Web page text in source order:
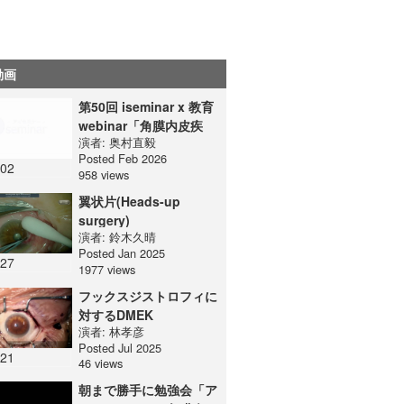
画
第50回 iseminar x 教育
webinar「角膜内皮疾
患」
演者:奥村直毅
Posted Feb 2026
958 views
翼状片(Heads-up
surgery)
演者:鈴木久晴
Posted Jan 2025
1977 views
フックスジストロフィに
対するDMEK
演者:林孝彦
Posted Jul 2025
46 views
朝まで勝手に勉強会「ア